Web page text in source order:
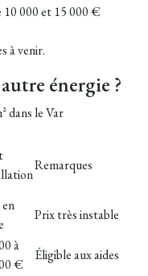
000 et 15 000 €
à venir.
énergie ?
dans le Var
Remarques
Prix très instable
à
€
Éligible aux aides